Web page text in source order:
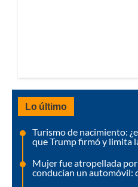
Lo último
Turismo de nacimiento:
que Trump firmó y limita
Mujer fue atropellada
conducían un automóvil: